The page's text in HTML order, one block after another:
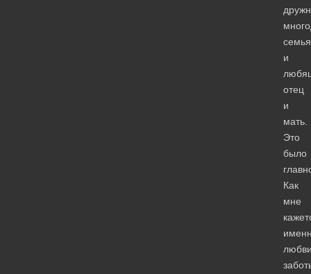
семья
и
отец
и
мать.
Это
было
Как
мне